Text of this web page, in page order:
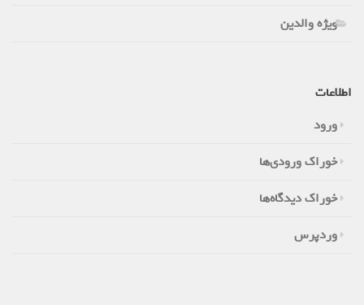
ویژه والدین
اطلاعات
ورود
خوراک ورودی‌ها
خوراک دیدگاه‌ها
وردپرس